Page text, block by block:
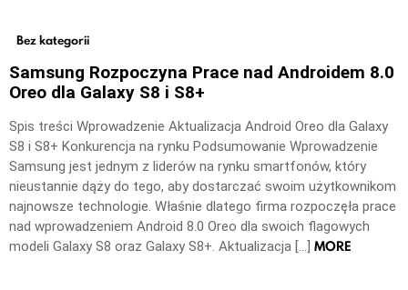
Bez kategorii
Samsung Rozpoczyna Prace nad Androidem 8.0
Oreo dla Galaxy S8 i S8+
Spis treści Wprowadzenie Aktualizacja Android Oreo dla Galaxy
S8 i S8+ Konkurencja na rynku Podsumowanie Wprowadzenie
Samsung jest jednym z liderów na rynku smartfonów, który
nieustannie dąży do tego, aby dostarczać swoim użytkownikom
najnowsze technologie. Właśnie dlatego firma rozpoczęła prace
nad wprowadzeniem Android 8.0 Oreo dla swoich flagowych
modeli Galaxy S8 oraz Galaxy S8+. Aktualizacja […] MORE